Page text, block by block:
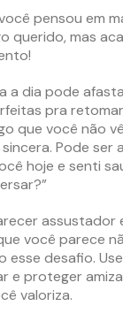
pensou em
querido, mas
a dia pode
pra
que você não
Pode ser
hoje e senti
você parece
esse desafio.
e proteger
valoriza.